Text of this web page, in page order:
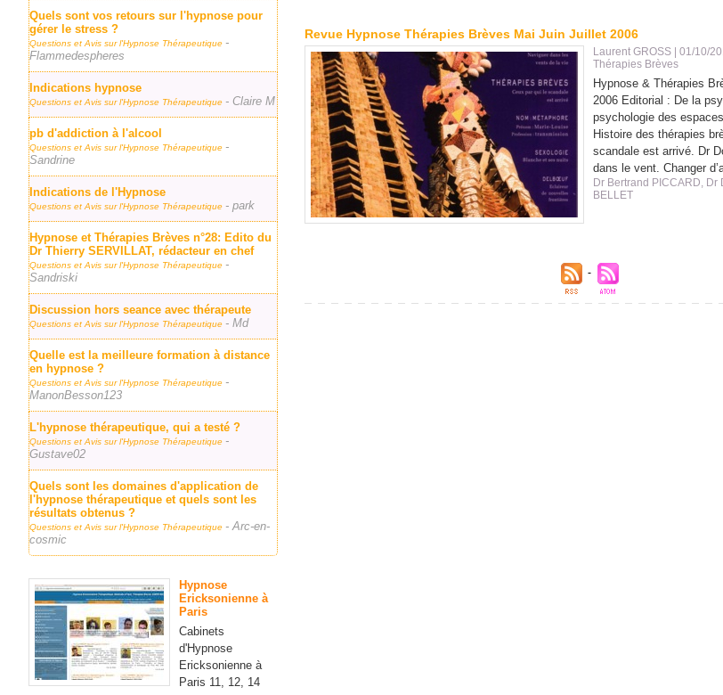
Quels sont vos retours sur l'hypnose pour
gérer le stress ?
Questions et Avis sur l'Hypnose Thérapeutique -
Flammedespheres
Indications hypnose
Questions et Avis sur l'Hypnose Thérapeutique - Claire M
pb d'addiction à l'alcool
Questions et Avis sur l'Hypnose Thérapeutique -
Sandrine
Indications de l'Hypnose
Questions et Avis sur l'Hypnose Thérapeutique - park
Hypnose et Thérapies Brèves n°28: Edito du
Dr Thierry SERVILLAT, rédacteur en chef
Questions et Avis sur l'Hypnose Thérapeutique -
Sandriski
Discussion hors seance avec thérapeute
Questions et Avis sur l'Hypnose Thérapeutique - Md
Quelle est la meilleure formation à distance
en hypnose ?
Questions et Avis sur l'Hypnose Thérapeutique -
ManonBesson123
L'hypnose thérapeutique, qui a testé ?
Questions et Avis sur l'Hypnose Thérapeutique -
Gustave02
Quels sont les domaines d'application de
l'hypnose thérapeutique et quels sont les
résultats obtenus ?
Questions et Avis sur l'Hypnose Thérapeutique - Arc-en-
cosmic
Hypnose
Ericksonienne à
Paris
Cabinets
d'Hypnose
Ericksonienne à
Paris 11, 12, 14
Revue Hypnose Thérapies Brèves Mai Juin Juillet 2006
Laurent GROSS | 01/10/
Thérapies Brèves
Hypnose & Thérapies
2006 Editorial : De la
psychologie des
Histoire des thérapies
scandale est arrivé. Dr
dans le vent. Changer
Dr Bertrand PICCARD, Dr
BELLET